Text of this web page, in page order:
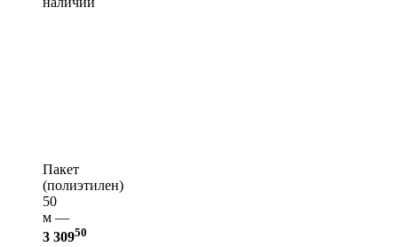
Пакет
(полиэтилен)
50
м —
3 30950